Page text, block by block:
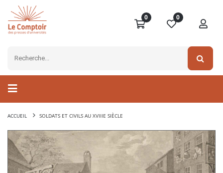
0 0
ACCUEIL SOLDATS ET CIVILS AU XVIIIE SIÈCLE